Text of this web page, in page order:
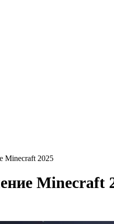
Minecraft 2025
Minecraft